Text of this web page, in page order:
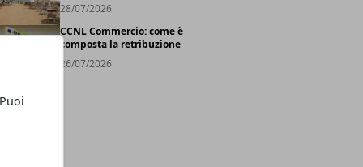
28/07/2026
CCNL Commercio: come è
composta la retribuzione
26/07/2026